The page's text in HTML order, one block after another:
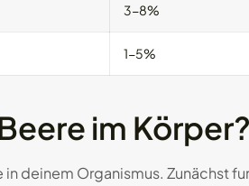
3-8%
1-5%
im Körper?
deinem Organismus. Zunächst